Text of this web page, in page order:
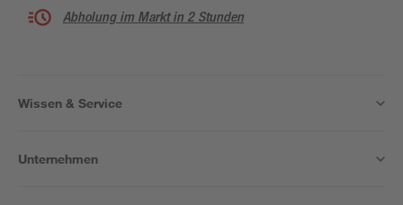
Abholung im Markt in 2 Stunden
Wissen & Service
Unternehmen